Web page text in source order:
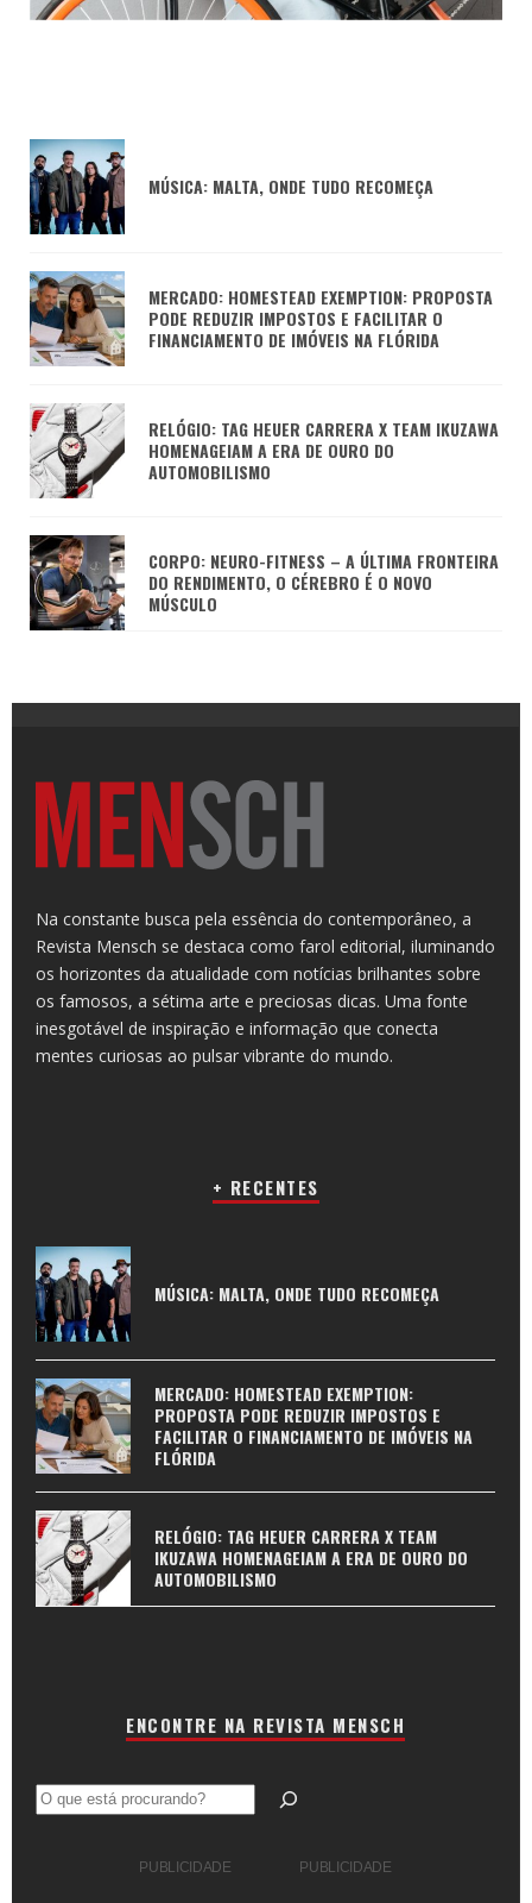
MÚSICA: MALTA, ONDE TUDO RECOMEÇA
MERCADO: HOMESTEAD EXEMPTION: PROPOSTA
PODE REDUZIR IMPOSTOS E FACILITAR O
FINANCIAMENTO DE IMÓVEIS NA FLÓRIDA
RELÓGIO: TAG HEUER CARRERA X TEAM IKUZAWA
HOMENAGEIAM A ERA DE OURO DO
AUTOMOBILISMO
CORPO: NEURO-FITNESS – A ÚLTIMA FRONTEIRA
DO RENDIMENTO, O CÉREBRO É O NOVO
MÚSCULO
Na constante busca pela essência do contemporâneo, a
Revista Mensch se destaca como farol editorial, iluminando
os horizontes da atualidade com notícias brilhantes sobre
os famosos, a sétima arte e preciosas dicas. Uma fonte
inesgotável de inspiração e informação que conecta
mentes curiosas ao pulsar vibrante do mundo.
+ RECENTES
MÚSICA: MALTA, ONDE TUDO RECOMEÇA
MERCADO: HOMESTEAD EXEMPTION:
PROPOSTA PODE REDUZIR IMPOSTOS E
FACILITAR O FINANCIAMENTO DE IMÓVEIS NA
FLÓRIDA
RELÓGIO: TAG HEUER CARRERA X TEAM
IKUZAWA HOMENAGEIAM A ERA DE OURO DO
AUTOMOBILISMO
ENCONTRE NA REVISTA MENSCH
Pesquisar
PUBLICIDADE PUBLICIDADE